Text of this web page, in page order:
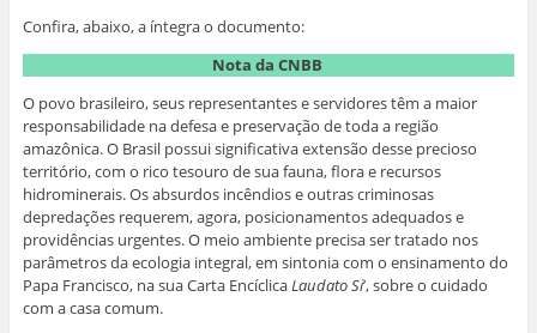
m
o
v
j
n
e
l
a
)
n
v
a
a
n
e
l
a
)
n
v
a
a
e
l
a
)
n
v
a
a
e
l
a
)
a
j
n
e
l
a
)
Confira, abaixo, a íntegra o documento:
Nota da CNBB
O povo brasileiro, seus representantes e servidores têm a maior
responsabilidade na defesa e preservação de toda a região
amazônica. O Brasil possui significativa extensão desse precioso
território, com o rico tesouro de sua fauna, flora e recursos
hidrominerais. Os absurdos incêndios e outras criminosas
depredações requerem, agora, posicionamentos adequados e
providências urgentes. O meio ambiente precisa ser tratado nos
parâmetros da ecologia integral, em sintonia com o ensinamento do
Papa Francisco, na sua Carta EncíclicaLaudato Si’, sobre o cuidado
com a casa comum.